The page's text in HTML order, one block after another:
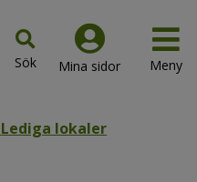
Lediga lokaler